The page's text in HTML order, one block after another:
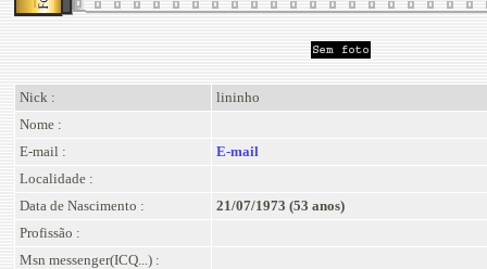
Nick :
lininho
Nome :
E-mail :
E-mail
Localidade :
Data de Nascimento :
21/07/1973 (53 anos)
Profissão :
Msn messenger(ICQ...) :